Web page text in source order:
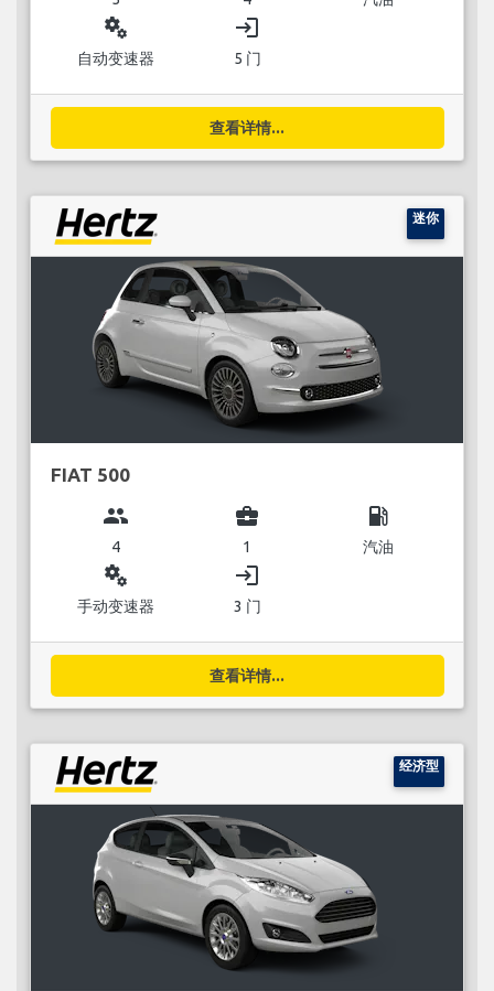
miscellaneous_services
自动变速器
login
5 门
查看详情...
迷你
FIAT 500
group
4
business_center
1
local_gas_station
汽油
miscellaneous_services
手动变速器
login
3 门
查看详情...
经济型